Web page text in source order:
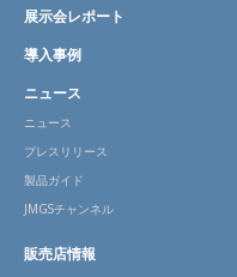
展示会レポート
導入事例
ニュース
ニュース
プレスリリース
製品ガイド
JMGSチャンネル
販売店情報